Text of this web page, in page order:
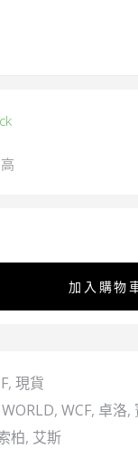
加入購物
, 現貨
, WCF, 卓洛,
柏, 艾斯